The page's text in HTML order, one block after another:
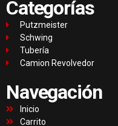
Categorías
Putzmeister
Schwing
Tubería
Camion Revolvedor
Navegación
Inicio
Carrito